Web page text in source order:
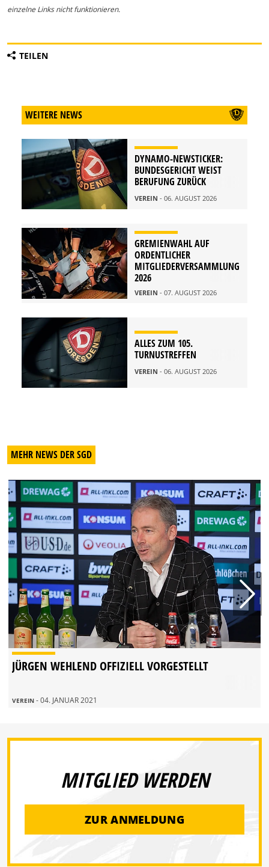
einzelne Links nicht funktionieren.
TEILEN
WEITERE NEWS
DYNAMO-NEWSTICKER:
BUNDESGERICHT WEIST
BERUFUNG ZURÜCK
VEREIN - 06. AUGUST 2026
GREMIENWAHL AUF
ORDENTLICHER
MITGLIEDERVERSAMMLUNG
2026
VEREIN - 07. AUGUST 2026
ALLES ZUM 105.
TURNUSTREFFEN
VEREIN - 06. AUGUST 2026
MEHR NEWS DER SGD
JÜRGEN WEHLEND OFFIZIELL VORGESTELLT
VEREIN - 04. JANUAR 2021
MITGLIED WERDEN
ZUR ANMELDUNG